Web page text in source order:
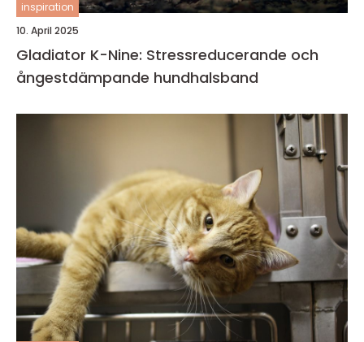
inspiration
10. April 2025
Gladiator K-Nine: Stressreducerande och
ångestdämpande hundhalsband